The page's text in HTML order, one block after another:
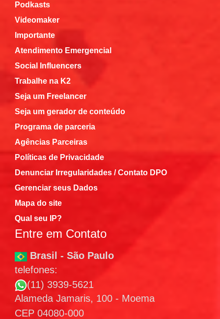
Podkasts
Videomaker
Importante
Atendimento Emergencial
Social Influencers
Trabalhe na K2
Seja um Freelancer
Seja um gerador de conteúdo
Programa de parceria
Agências Parceiras
Políticas de Privacidade
Denunciar Irregularidades / Contato DPO
Gerenciar seus Dados
Mapa do site
Qual seu IP?
Entre em Contato
Brasil - São Paulo
telefones:
(11) 3939-5621
Alameda Jamaris, 100 - Moema
CEP 04080-000